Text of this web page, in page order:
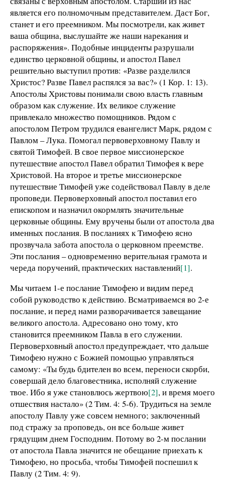
является его полномочным представителем. Даст Бог,
станет и его преемником. Мы посмотрели, как живет
ваша община, выслушайте же наши нарекания и
распоряжения». Подобные инциденты разрушали
единство церковной общины, и апостол Павел
решительно выступил против: «Разве разделился
Христос? Разве Павел распялся за вас?» (1 Кор. 1: 13).
Апостолы Христовы понимали свою власть главным
образом как служение. Их великое служение
привлекало множество помощников. Рядом с
апостолом Петром трудился евангелист Марк, рядом с
Павлом – Лука. Помогал первоверховному Павлу и
святой Тимофей. В свое первое миссионерское
путешествие апостол Павел обратил Тимофея к вере
Христовой. На второе и третье миссионерское
путешествие Тимофей уже содействовал Павлу в деле
проповеди. Первоверховный апостол поставил его
епископом и назначил окормлять значительные
церковные общины. Ему вручены были от апостола два
именных послания. В посланиях к Тимофею ясно
прозвучала забота апостола о церковном преемстве.
Эти послания – одновременно верительная грамота и
череда поручений, практических наставлений[1].
Мы читаем 1-е послание Тимофею и видим перед
собой руководство к действию. Всматриваемся во 2-е
послание, и перед нами разворачивается завещание
великого апостола. Адресовано оно тому, кто
становится преемником Павла в его служении.
Первоверховный апостол предупреждает, что дальше
Тимофею нужно с Божией помощью управляться
самому: «Ты будь бдителен во всем, переноси скорби,
совершай дело благовестника, исполняй служение
твое. Ибо я уже становлюсь жертвою[2], и время моего
отшествия настало» (2 Тим. 4: 5-6). Трудиться на земле
апостолу Павлу уже совсем немного; заключенный
под стражу за проповедь, он все больше живет
грядущим днем Господним. Потому во 2-м послании
от апостола Павла значится не обещание приехать к
Тимофею, но просьба, чтобы Тимофей поспешил к
Павлу (2 Тим. 4: 9).